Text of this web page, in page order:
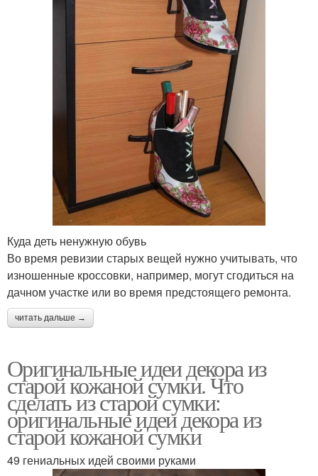
Куда деть ненужную обувь
Во время ревизии старых вещей нужно учитывать, что
изношенные кроссовки, например, могут сгодиться на
дачном участке или во время предстоящего ремонта.
читать дальше →
Оригинальные идеи декора из
старой кожаной сумки. Что
сделать из старой сумки:
оригинальные идеи декора из
старой кожаной сумки
49 гениальных идей своими руками